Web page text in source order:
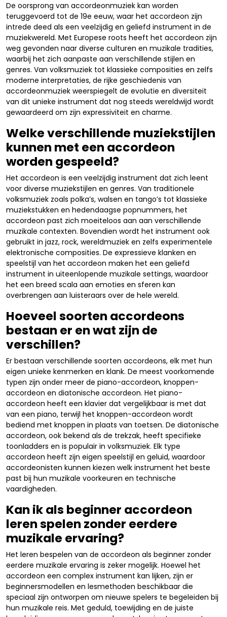
De oorsprong van accordeonmuziek kan worden
teruggevoerd tot de 19e eeuw, waar het accordeon zijn
intrede deed als een veelzijdig en geliefd instrument in de
muziekwereld. Met Europese roots heeft het accordeon zijn
weg gevonden naar diverse culturen en muzikale tradities,
waarbij het zich aanpaste aan verschillende stijlen en
genres. Van volksmuziek tot klassieke composities en zelfs
moderne interpretaties, de rijke geschiedenis van
accordeonmuziek weerspiegelt de evolutie en diversiteit
van dit unieke instrument dat nog steeds wereldwijd wordt
gewaardeerd om zijn expressiviteit en charme.
Welke verschillende muziekstijlen
kunnen met een accordeon
worden gespeeld?
Het accordeon is een veelzijdig instrument dat zich leent
voor diverse muziekstijlen en genres. Van traditionele
volksmuziek zoals polka’s, walsen en tango’s tot klassieke
muziekstukken en hedendaagse popnummers, het
accordeon past zich moeiteloos aan aan verschillende
muzikale contexten. Bovendien wordt het instrument ook
gebruikt in jazz, rock, wereldmuziek en zelfs experimentele
elektronische composities. De expressieve klanken en
speelstijl van het accordeon maken het een geliefd
instrument in uiteenlopende muzikale settings, waardoor
het een breed scala aan emoties en sferen kan
overbrengen aan luisteraars over de hele wereld.
Hoeveel soorten accordeons
bestaan er en wat zijn de
verschillen?
Er bestaan verschillende soorten accordeons, elk met hun
eigen unieke kenmerken en klank. De meest voorkomende
typen zijn onder meer de piano-accordeon, knoppen-
accordeon en diatonische accordeon. Het piano-
accordeon heeft een klavier dat vergelijkbaar is met dat
van een piano, terwijl het knoppen-accordeon wordt
bediend met knoppen in plaats van toetsen. De diatonische
accordeon, ook bekend als de trekzak, heeft specifieke
toonladders en is populair in volksmuziek. Elk type
accordeon heeft zijn eigen speelstijl en geluid, waardoor
accordeonisten kunnen kiezen welk instrument het beste
past bij hun muzikale voorkeuren en technische
vaardigheden.
Kan ik als beginner accordeon
leren spelen zonder eerdere
muzikale ervaring?
Het leren bespelen van de accordeon als beginner zonder
eerdere muzikale ervaring is zeker mogelijk. Hoewel het
accordeon een complex instrument kan lijken, zijn er
beginnersmodellen en lesmethoden beschikbaar die
speciaal zijn ontworpen om nieuwe spelers te begeleiden bij
hun muzikale reis. Met geduld, toewijding en de juiste